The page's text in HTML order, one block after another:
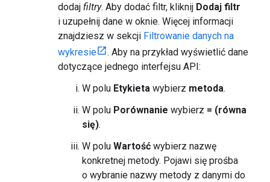
dodaj filtry. Aby dodać filtr, kliknij Dodaj filtr
i uzupełnij dane w oknie. Więcej informacji
znajdziesz w sekcji Filtrowanie danych na
wykresie
. Aby na przykład wyświetlić dane
dotyczące jednego interfejsu API:
W polu Etykieta wybierz metoda.
W polu Porównanie wybierz = (równa
się).
W polu Wartość wybierz nazwę
konkretnej metody. Pojawi się prośba
o wybranie nazwy metody z danymi do